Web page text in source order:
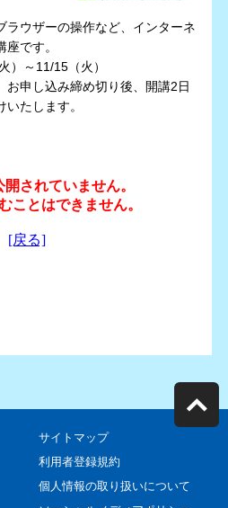
ラウザーの操作など、インターネ
です。
～11/15（火）
申し込み締め切り後、開講2日
たします。
サイトマップ
利用者登録規約
個人情報の取り扱いについて